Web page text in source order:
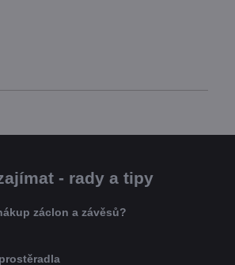
- rady a tipy
záclon a závěsů?